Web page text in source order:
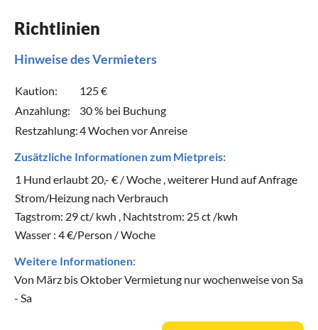
Richtlinien
Hinweise des Vermieters
Kaution:
125 €
Anzahlung:
30 % bei Buchung
Restzahlung:4 Wochen vor Anreise
Zusätzliche Informationen zum Mietpreis:
1 Hund erlaubt 20,- € / Woche , weiterer Hund auf Anfrage
Strom/Heizung nach Verbrauch
Tagstrom: 29 ct/ kwh , Nachtstrom: 25 ct /kwh
Wasser : 4 €/Person / Woche
Weitere Informationen:
Von März bis Oktober Vermietung nur wochenweise von Sa
- Sa